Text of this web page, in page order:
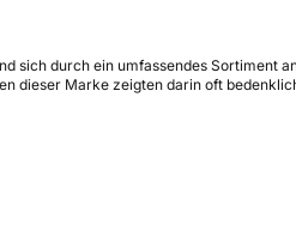
sich durch ein umfassendes
dieser Marke zeigten darin oft